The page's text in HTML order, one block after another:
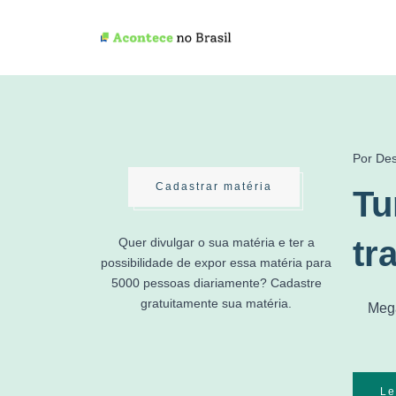
Por
Cadastrar matéria
Quer divulgar o sua matéria e ter a
possibilidade de expor essa matéria para
5000 pessoas diariamente? Cadastre
gratuitamente sua matéria.